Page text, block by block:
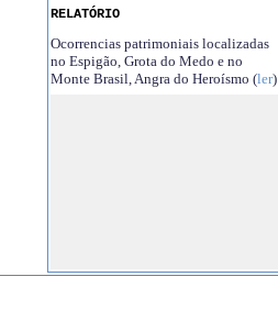
RELATÓRIO
Ocorrencias patrimoniais localizadas
no Espigão, Grota do Medo e no
Monte Brasil, Angra do Heroísmo (ler)